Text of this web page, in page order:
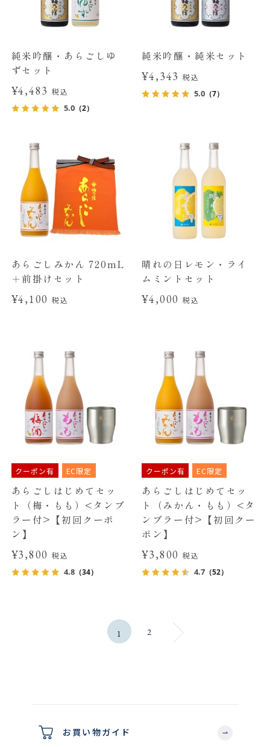
純米吟醸・あらごしゆ
ずセット
¥4,483税込
5.0（2）
純米吟醸・純米セット
¥4,343 税込
5.0 （7）
あらごしみかん 720mL
＋前掛けセット
¥4,100税込
晴れの日レモン・ライ
ムミントセット
¥4,000 税込
クーポン有 EC限定
あらごしはじめてセッ
ト（梅・もも）<タンブ
ラー付>【初回クーポ
ン】
¥3,800税込
4.8（34）
クーポン有 EC限定
あらごしはじめてセッ
ト（みかん・もも）<タ
ンブラー付>【初回クー
ポン】
¥3,800 税込
4.7 （52）
1 2
お買い物ガイド